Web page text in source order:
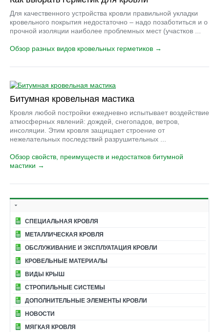
Для качественного устройства кровли правильной укладки
кровельного покрытия недостаточно – надо позаботиться и о
прочной изоляции наиболее проблемных мест (участков ...
Обзор разных видов кровельных герметиков →
Битумная кровельная мастика
Кровля любой постройки ежедневно испытывает воздействие
атмосферных явлений: дождей, снегопадов, ветров,
инсоляции. Этим кровля защищает строение от
нежелательных последствий разрушительных ...
Обзор свойств, преимуществ и недостатков битумной
мастики →
СПЕЦИАЛЬНАЯ КРОВЛЯ
МЕТАЛЛИЧЕСКАЯ КРОВЛЯ
ОБСЛУЖИВАНИЕ И ЭКСПЛУАТАЦИЯ КРОВЛИ
КРОВЕЛЬНЫЕ МАТЕРИАЛЫ
ВИДЫ КРЫШ
СТРОПИЛЬНЫЕ СИСТЕМЫ
ДОПОЛНИТЕЛЬНЫЕ ЭЛЕМЕНТЫ КРОВЛИ
НОВОСТИ
МЯГКАЯ КРОВЛЯ